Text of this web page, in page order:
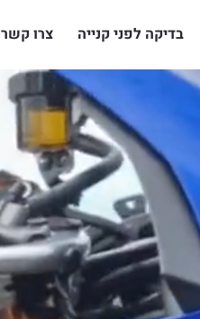
בדיקה לפני קנייה צרו קשר